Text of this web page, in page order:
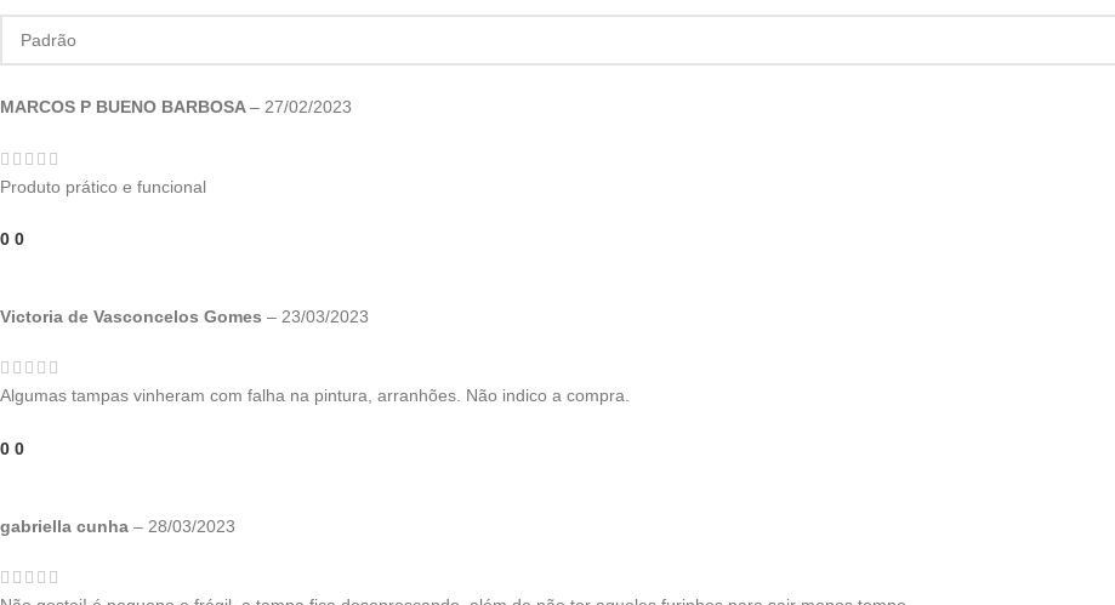
MARCOS P BUENO BARBOSA– 27/02/2023
Produto prático e funcional
0 0
Victoria de Vasconcelos Gomes – 23/03/2023
Algumas tampas vinheram com falha na pintura, arranhões. Não indico a compra.
0 0
gabriella cunha – 28/03/2023